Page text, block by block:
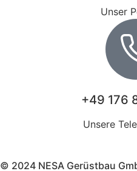
Unser
+49 176
Unsere
© 2024 NESA Gerüstbau